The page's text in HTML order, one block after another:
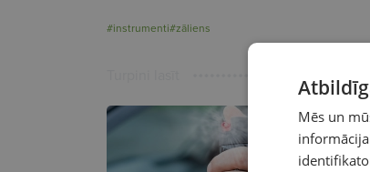
#instrumenti#zāliens
Mēs un